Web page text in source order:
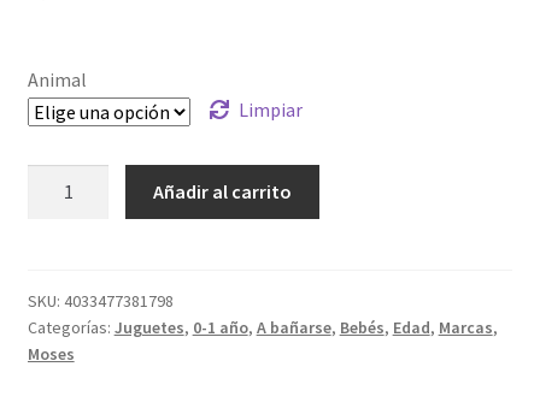
Animal
Limpiar
Añadir al carrito
SKU: 4033477381798
Categorías: Juguetes, 0-1 año, A bañarse, Bebés, Edad, Marcas,
Moses